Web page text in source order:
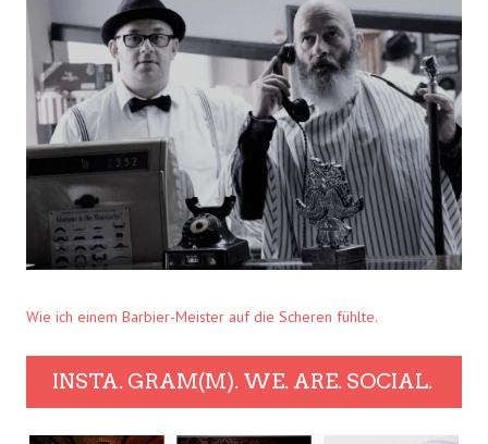
Wie ich einem Barbier-Meister auf die Scheren fühlte.
INSTA. GRAM(M). WE. ARE. SOCIAL.